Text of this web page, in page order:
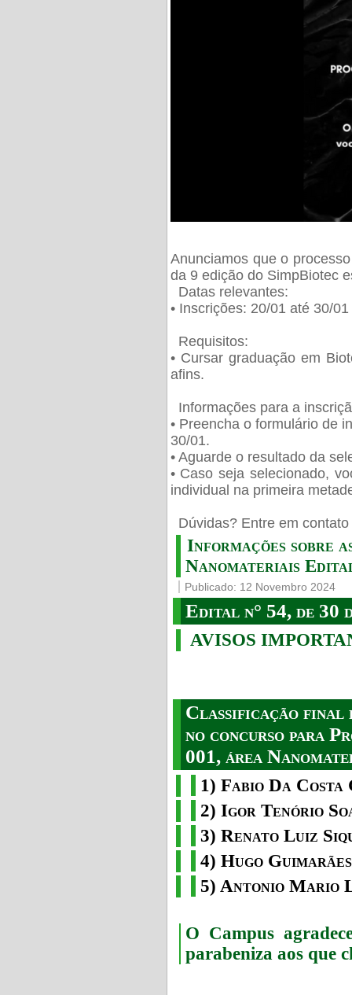
Anunciamos que o
da 9 edição do SimpBiotec
Datas relevantes:
• Inscrições: 20/01 até 30/01
Requisitos:
• Cursar graduação em
afins.
Informações para a
• Preencha o formulário de
30/01.
• Aguarde o resultado da
• Caso seja selecionado,
individual na primeira
Dúvidas? Entre em
Informações sobre
Nanomateriais
Publicado: 12 Novembro 2024
Edital n° 54, de 30
AVISOS
Classificação final
no concurso para
001, área
1) Fabio Da
2) Igor Tenório
3) Renato Luiz
4) Hugo
5) Antonio Mario
O Campus
parabeniza aos que